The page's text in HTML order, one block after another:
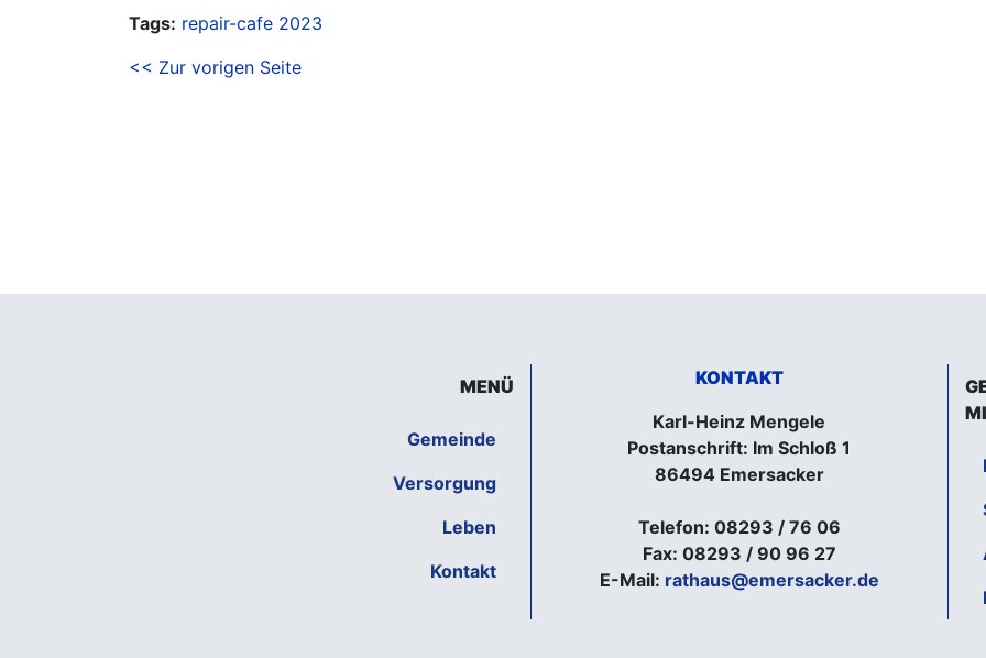
Tags: repair-cafe 2023
<< Zur vorigen Seite
MENÜ
Gemeinde
Versorgung
Leben
Kontakt
KONTAKT
Karl-Heinz Mengele
Postanschrift: Im Schloß 1
86494 Emersacker
Telefon: 08293 / 76 06
Fax: 08293 / 90 96 27
E-Mail: rathaus@emersacker.de